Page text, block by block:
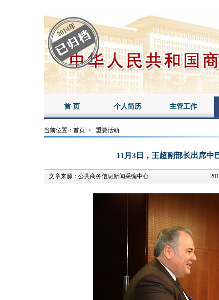
首 页 个人简历 主管工作
当前位置： 首页 > 重要活动
11月3日，王超副部长出席中
文章来源： 公共商务信息新闻采编中心